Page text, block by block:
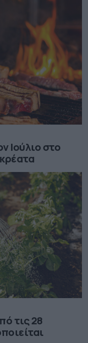
Ιούλιο στο
τις 28